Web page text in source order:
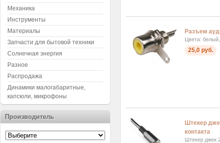
Разъем
Цвета:
25,0 руб.
Штекер
контакта
Штекер джек
Механика
Инструменты
Материалы
Запчасти для бытовой техники
Солнечная энергия
Разное
Распродажа
Динамики малогабаритные,
капсюли, микрофоны
Производитель